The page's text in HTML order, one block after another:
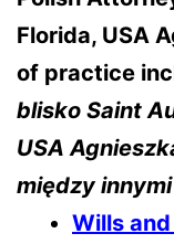
Florida, USA
of practice
blisko Saint
USA
między
Wills